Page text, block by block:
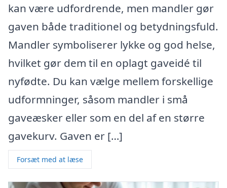
kan være udfordrende, men mandler gør
gaven både traditionel og betydningsfuld.
Mandler symboliserer lykke og god helse,
hvilket gør dem til en oplagt gaveidé til
nyfødte. Du kan vælge mellem forskellige
udformninger, såsom mandler i små
gaveæsker eller som en del af en større
gavekurv. Gaven er […]
Forsæt med at læse